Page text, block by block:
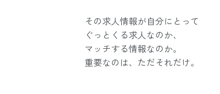
その求人情報が自分にとって
ぐっとくる求人なのか、
マッチする情報なのか。
重要なのは、ただそれだけ。